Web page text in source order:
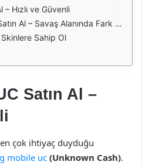
– Hızlı ve Güvenli
Al – Savaş Alanında Fark Yarat
Sahip Ol
Satın Al –
çok ihtiyaç duyduğu
mobile uc (Unknown Cash).